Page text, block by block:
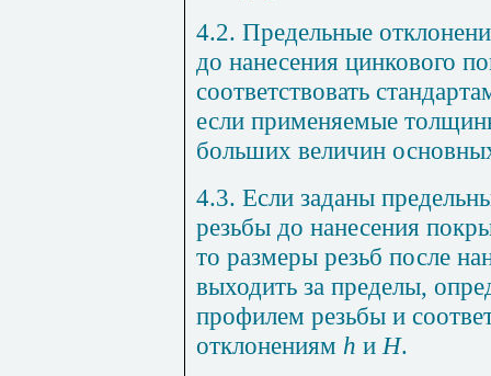
4.2. Предельные
до нанесения цинкового
соответствовать
если применяемые
больших величин
4.3. Если заданы
резьбы до нанесения
то размеры резьб после
выходить за пределы,
профилем резьбы и
отклонениям h и Н.